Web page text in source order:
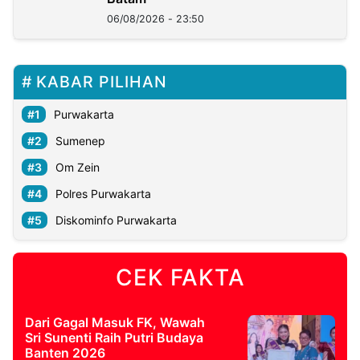
06/08/2026 - 23:50
KABAR PILIHAN
Purwakarta
Sumenep
Om Zein
Polres Purwakarta
Diskominfo Purwakarta
CEK FAKTA
Dari Gagal Masuk FK, Wawah
Sri Sunenti Raih Putri Budaya
Banten 2026